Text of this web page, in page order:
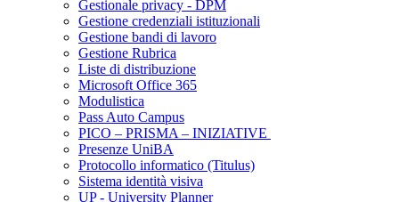
Gestionale privacy - DPM
Gestione credenziali istituzionali
Gestione bandi di lavoro
Gestione Rubrica
Liste di distribuzione
Microsoft Office 365
Modulistica
Pass Auto Campus
PICO – PRISMA – INIZIATIVE
Presenze UniBA
Protocollo informatico (Titulus)
Sistema identità visiva
UP - University Planner